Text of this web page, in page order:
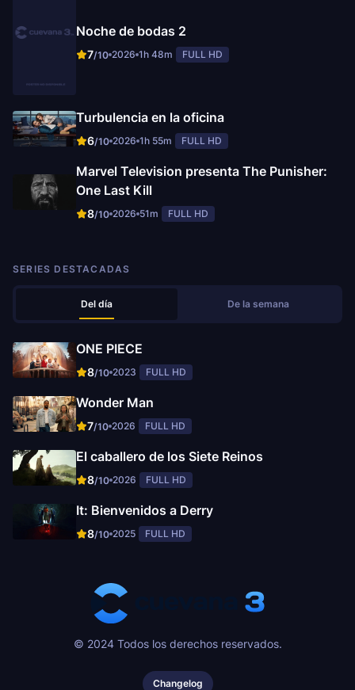
Noche de bodas 2
7/10 2026 1h 48m FULL HD
Turbulencia en la oficina
6/10 2026 1h 55m FULL HD
Marvel Television presenta The Punisher:
One Last Kill
8/10 2026 51m FULL HD
SERIES DESTACADAS
Del día De la semana
ONE PIECE
8/10 2023 FULL HD
Wonder Man
7/10 2026 FULL HD
El caballero de los Siete Reinos
8/10 2026 FULL HD
It: Bienvenidos a Derry
8/10 2025 FULL HD
© 2024 Todos los derechos reservados.
Changelog